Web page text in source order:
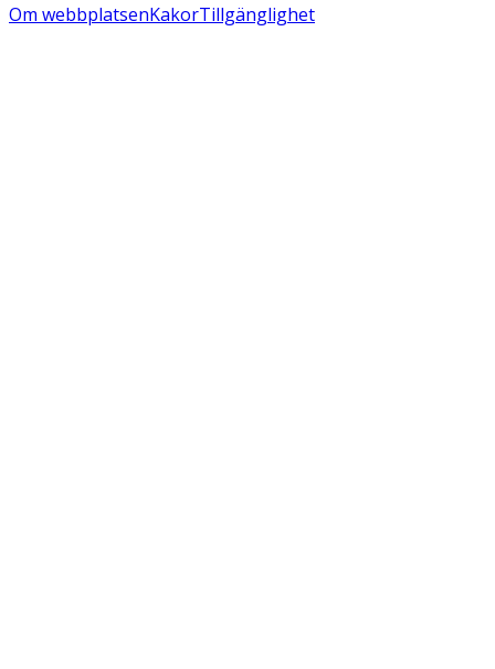
Om webbplatsenKakorTillgänglighet